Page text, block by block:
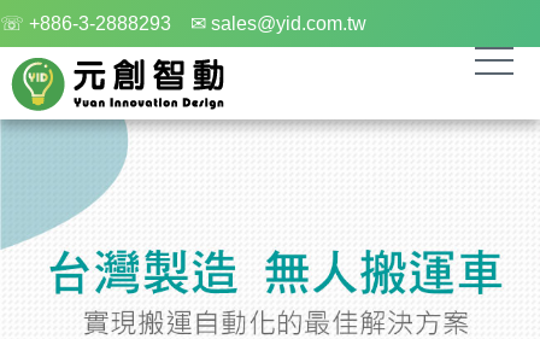
☏ +886-3-2888293 ✉ sales@yid.com.tw